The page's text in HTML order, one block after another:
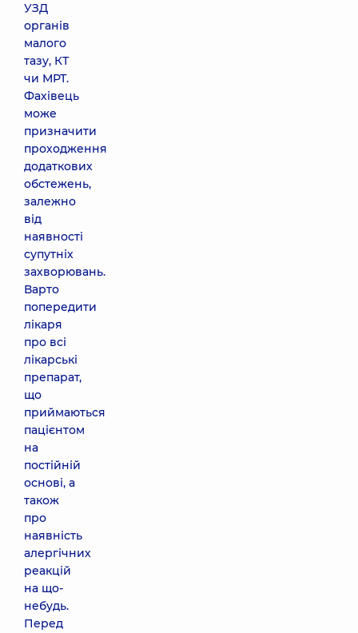
УЗД
органів
малого
тазу, КТ
чи МРТ.
Фахівець
може
призначити
проходження
додаткових
обстежень,
залежно
від
наявності
супутніх
захворювань.
Варто
попередити
лікаря
про всі
лікарські
препарат,
що
приймаються
пацієнтом
на
постійній
основі, а
також
про
наявність
алергічних
реакцій
на що-
небудь.
Перед